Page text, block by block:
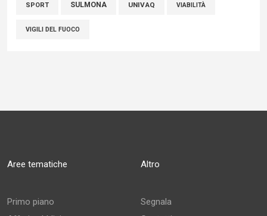
SPORT SULMONA UNIVAQ VIABILITÀ
VIGILI DEL FUOCO
Aree tematiche
Primo piano
Altro
Segnala